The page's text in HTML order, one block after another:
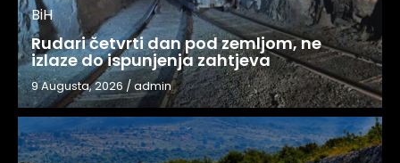
BiH
Rudari četvrti dan pod zemljom, ne
izlaze do ispunjenja zahtjeva
9 Augusta, 2026 / admin